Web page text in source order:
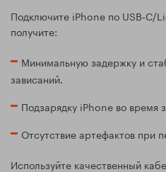
Подключите iPhone по USB‑C/
получите:
Минимальную задержку и
зависаний.
Подзарядку iPhone во время
Отсутствие артефактов при
Используйте качественный